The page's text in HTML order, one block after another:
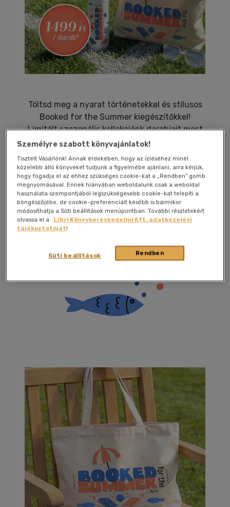
Töltsd meg a nyarat történetekkel és stílusos
Booked for the Summer kiegészítőkkel!
Limitált szezonális kollekciónk darabjait most
extra kedvezményes áron szerezheted meg:
vásárolj legalább 10 000 Ft értékben, és 1499
Ft-ért választhatsz a strandtáska vagy a
kulacs közül, 13 990 Ft felett pedig mindkét
terméket hazaviheted, szintén 1499 Ft-os
darabáron!
Ajánlatunk 2026. június 11-től a készlet erejéig
Akciós szabályzatban
Személyre szabott könyvajánlatok!
Tisztelt Vásárlónk! Annak érdekében, hogy az ízléséhez minél
közelebb álló könyveket tudjunk a figyelmébe ajánlani, arra kérjük,
hogy fogadja el az ehhez szükséges cookie-kat a „Rendben” gomb
megnyomásával. Ennek hiányában weboldalunk csak a weboldal
használata szempontjából legszükségesebb cookie-kat telepíti a
böngészőjébe, de cookie-preferenciáit később is bármikor
módosíthatja a Süti beállítások menüpontban. További részletekért
olvassa el a
Libri Könyvkereskedelmi Kft. adatkezelési
tájékoztatóját!
Rendben
Süti beállítások